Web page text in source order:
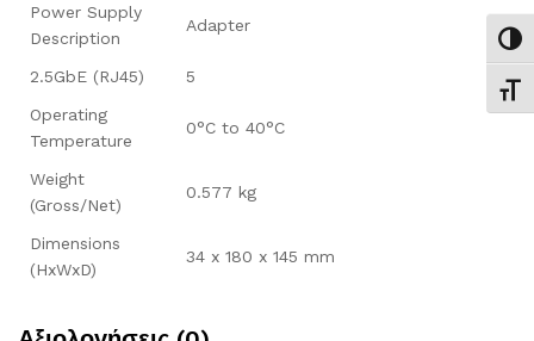
Power Supply
Description
Adapter
2.5GbE (RJ45)
5
Operating
Temperature
0°C to 40°C
Weight
(Gross/Net)
0.577 kg
Dimensions
(HxWxD)
34 x 180 x 145 mm